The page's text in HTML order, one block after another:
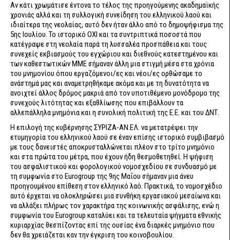
Αν κάτι χρωμάτισε έντονα το τέλος της προηγούμενης ακαδημαϊκής
χρονιάς αλλά και τη συλλογική συνείδηση του ελληνικού λαού και
ιδιαίτερα της νεολαίας, αυτό δεν ήταν άλλο από το δημοψήφισμα της
5ης Ιουλίου. Το ιστορικό ΟΧΙ και τα συντριπτικά ποσοστά που
κατέγραψε στη νεολαία παρά τη λυσσαλέα προσπάθεια και τους
συνεχείς εκβιασμούς του εγχώριου και διεθνούς κατεστημένου και
των καθεστωτικών ΜΜΕ σήμαναν άλλη μια στιγμή μέσα στα χρόνια
του μνημονίου όπου εργαζόμενοι/ες και νέοι/ες ορθώσαμε το
ανάστημά μας και αναμετρηθήκαμε ακόμα και με τη δυνατότητα να
ανοιχτεί άλλος δρόμος μακριά από τον υποτιθέμενο μονόδρομο της
συνεχούς λιτότητας και εξαθλίωσης που επιβάλλουν τα
αλλεπάλληλα μνημόνια και η συνολική πολιτική της Ε.Ε. και του ΔΝΤ.
Η επιλογή της κυβέρνησης ΣΥΡΙΖΑ-ΑΝ.ΕΛ. να μετατρέψει την
ετυμηγορία του ελληνικού λαού σε έναν επίσης ιστορικό συμβιβασμό
με τους δανειστές αποκρυσταλλώνεται πλέον στο τρίτο μνημόνιο
και στα πρώτα του μέτρα, που έχουν ήδη θεσμοθετηθεί. Η ψήφιση
του ασφαλιστικού και φορολογικού νομοσχεδίου σε συνδυασμό με
τη συμφωνία στο Eurogroup της 9ης Μαΐου σήμαναν μια άνευ
προηγουμένου επίθεση στον ελληνικό λαό. Πρακτικά, το νομοσχέδιο
αυτό έρχεται να ολοκληρώσει μια συνθήκη εργασιακού μεσαίωνα και
να αλλάξει πλήρως τον χαρακτήρα της κοινωνικής ασφάλισης, ενώ η
συμφωνία του Eurogroup καταλύει και τα τελευταία ψήγματα εθνικής
κυριαρχίας θεσπίζοντας επί της ουσίας ένα διαρκές μνημόνιο που
δεν θα χρειάζεται καν την έγκριση του κοινοβουλίου.